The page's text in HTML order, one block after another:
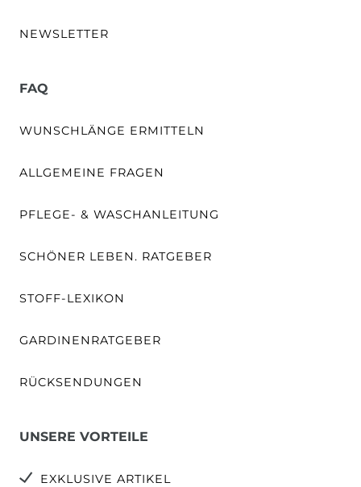
NEWSLETTER
FAQ
WUNSCHLÄNGE ERMITTELN
ALLGEMEINE FRAGEN
PFLEGE- & WASCHANLEITUNG
SCHÖNER LEBEN. RATGEBER
STOFF-LEXIKON
GARDINENRATGEBER
RÜCKSENDUNGEN
UNSERE VORTEILE
EXKLUSIVE ARTIKEL